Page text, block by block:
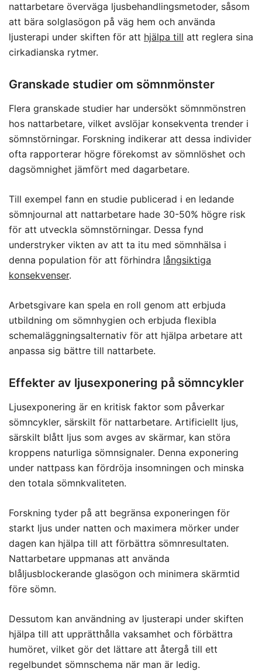
nattarbetare överväga ljusbehandlingsmetoder, såsom
att bära solglasögon på väg hem och använda
ljusterapi under skiften för att hjälpa till att reglera sina
cirkadianska rytmer.
Granskade studier om sömnmönster
Flera granskade studier har undersökt sömnmönstren
hos nattarbetare, vilket avslöjar konsekventa trender i
sömnstörningar. Forskning indikerar att dessa individer
ofta rapporterar högre förekomst av sömnlöshet och
dagsömnighet jämfört med dagarbetare.
Till exempel fann en studie publicerad i en ledande
sömnjournal att nattarbetare hade 30-50% högre risk
för att utveckla sömnstörningar. Dessa fynd
understryker vikten av att ta itu med sömnhälsa i
denna population för att förhindra långsiktiga
konsekvenser.
Arbetsgivare kan spela en roll genom att erbjuda
utbildning om sömnhygien och erbjuda flexibla
schemaläggningsalternativ för att hjälpa arbetare att
anpassa sig bättre till nattarbete.
Effekter av ljusexponering på sömncykler
Ljusexponering är en kritisk faktor som påverkar
sömncykler, särskilt för nattarbetare. Artificiellt ljus,
särskilt blått ljus som avges av skärmar, kan störa
kroppens naturliga sömnsignaler. Denna exponering
under nattpass kan fördröja insomningen och minska
den totala sömnkvaliteten.
Forskning tyder på att begränsa exponeringen för
starkt ljus under natten och maximera mörker under
dagen kan hjälpa till att förbättra sömnresultaten.
Nattarbetare uppmanas att använda
blåljusblockerande glasögon och minimera skärmtid
före sömn.
Dessutom kan användning av ljusterapi under skiften
hjälpa till att upprätthålla vaksamhet och förbättra
humöret, vilket gör det lättare att återgå till ett
regelbundet sömnschema när man är ledig.